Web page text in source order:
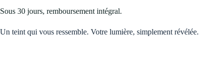
Sous 30 jours, remboursement intégral.
Un teint qui vous ressemble. Votre lumière, simplement révélée.